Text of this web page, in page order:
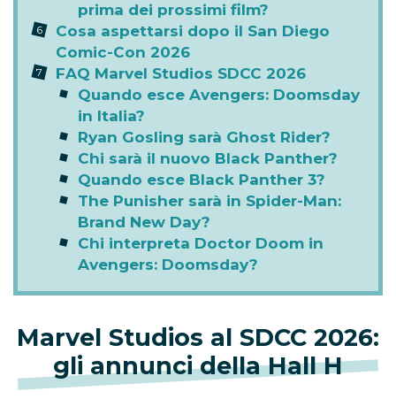
prima dei prossimi film?
Cosa aspettarsi dopo il San Diego
Comic-Con 2026
FAQ Marvel Studios SDCC 2026
Quando esce Avengers: Doomsday
in Italia?
Ryan Gosling sarà Ghost Rider?
Chi sarà il nuovo Black Panther?
Quando esce Black Panther 3?
The Punisher sarà in Spider-Man:
Brand New Day?
Chi interpreta Doctor Doom in
Avengers: Doomsday?
Marvel Studios al SDCC 2026:
gli annunci della Hall H